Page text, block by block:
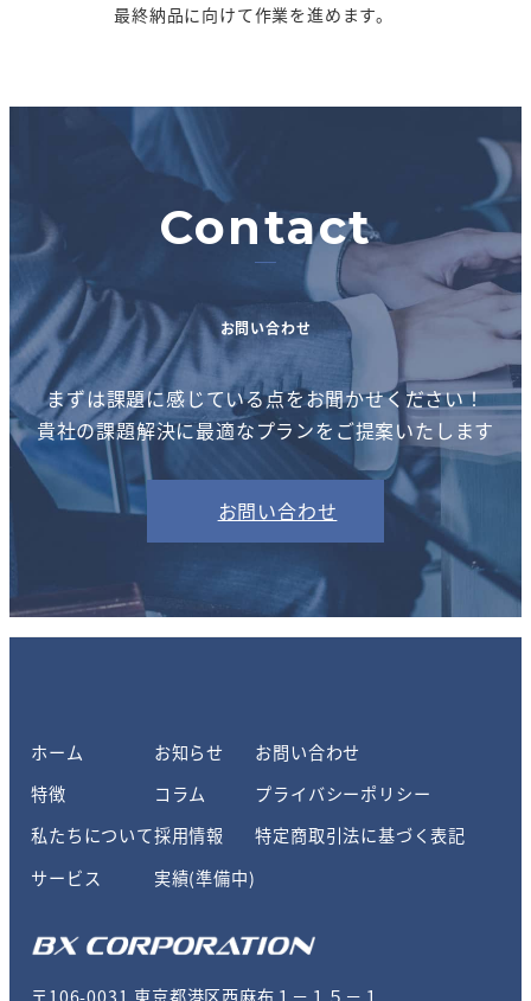
最終納品に向けて作業を進めます。
Contact
お問い合わせ
まずは課題に感じている点をお聞かせください！
貴社の課題解決に最適なプランをご提案いたします
お問い合わせ
ホーム
特徴
私たちについて
サービス
お知らせ
コラム
採用情報
実績(準備中)
お問い合わせ
プライバシーポリシー
特定商取引法に基づく表記